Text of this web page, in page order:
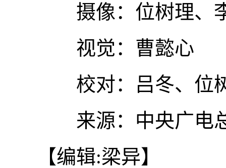
摄像：位树理、
视觉：曹懿心
校对：吕冬、位
来源：中央广电
【编辑:梁异】